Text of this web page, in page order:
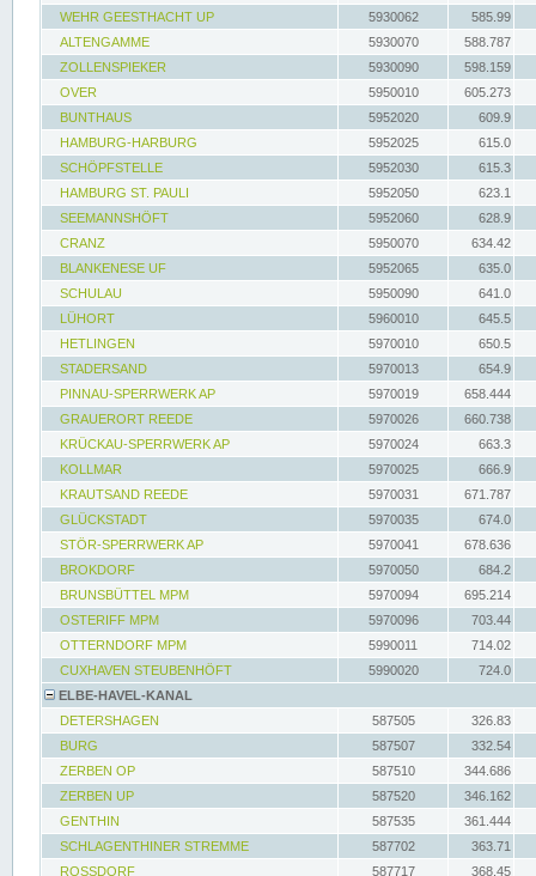
WEHR GEESTHACHT UP
5930062
585.99
ALTENGAMME
5930070
588.787
ZOLLENSPIEKER
5930090
598.159
OVER
5950010
605.273
BUNTHAUS
5952020
609.9
HAMBURG-HARBURG
5952025
615.0
SCHÖPFSTELLE
5952030
615.3
HAMBURG ST. PAULI
5952050
623.1
SEEMANNSHÖFT
5952060
628.9
CRANZ
5950070
634.42
BLANKENESE UF
5952065
635.0
SCHULAU
5950090
641.0
LÜHORT
5960010
645.5
HETLINGEN
5970010
650.5
STADERSAND
5970013
654.9
PINNAU-SPERRWERK AP
5970019
658.444
GRAUERORT REEDE
5970026
660.738
KRÜCKAU-SPERRWERK AP
5970024
663.3
KOLLMAR
5970025
666.9
KRAUTSAND REEDE
5970031
671.787
GLÜCKSTADT
5970035
674.0
STÖR-SPERRWERK AP
5970041
678.636
BROKDORF
5970050
684.2
BRUNSBÜTTEL MPM
5970094
695.214
OSTERIFF MPM
5970096
703.44
OTTERNDORF MPM
5990011
714.02
CUXHAVEN STEUBENHÖFT
5990020
724.0
ELBE-HAVEL-KANAL
DETERSHAGEN
587505
326.83
BURG
587507
332.54
ZERBEN OP
587510
344.686
ZERBEN UP
587520
346.162
GENTHIN
587535
361.444
SCHLAGENTHINER STREMME
587702
363.71
ROSSDORF
587717 368.45